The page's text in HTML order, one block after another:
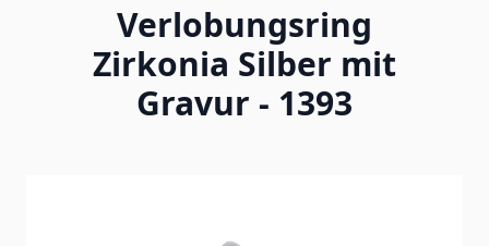
Verlobungsring
Zirkonia Silber mit
Gravur - 1393